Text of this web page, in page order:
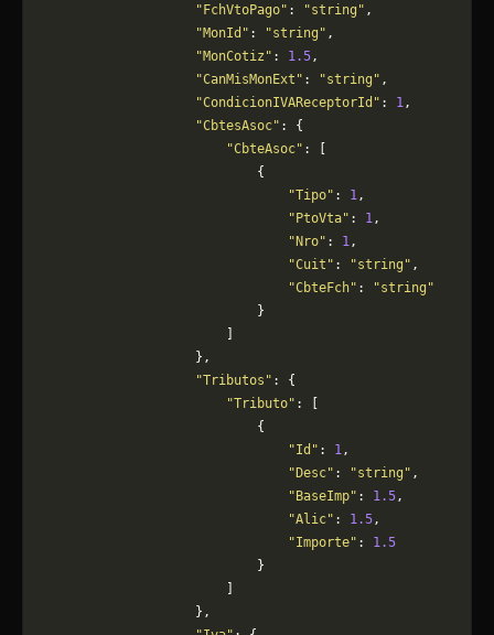
                    "FchVtoPago"
: "string" ,
                    "MonId"
: "string" ,
                    "MonCotiz"
: 1.5,
                    "CanMisMonExt"
: "string" ,
                    "CondicionIVAReceptorId"
: 1,
                    "CbtesAsoc"
: {
                        "CbteAsoc"
: [
                            {
                                "Tipo"
: 1,
                                "PtoVta"
: 1,
                                "Nro"
: 1,
                                "Cuit"
: "string" ,
                                "CbteFch"
:
"string"
                            }
                    },
                    "Tributos"
: {
                        "Tributo"
: [
                            {
                                "Id"
: 1,
                                "Desc"
: "string" ,
                                "BaseImp"
: 1.5,
                                "Alic"
: 1.5,
                                "Importe"
: 1.5
                            }
                    },